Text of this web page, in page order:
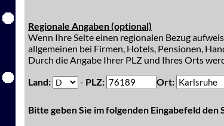
Regionale Angaben (optional)
Wenn Ihre Seite einen regionalen Bezug
allgemeinen bei Firmen, Hotels, Pensionen,
Durch die Angabe Ihrer PLZ und Ihres Orts
Land:
- PLZ: Ort:
Bitte geben Sie im folgenden Eingabefeld den